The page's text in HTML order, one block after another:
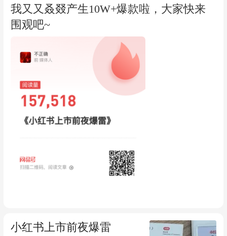
被吹捧的偏好，向上管理做得开挂。在王
帅的饭局上，下属争相拍马屁曾是一景。
曹筠武即便在PM双十一期间，也多次迟
到被CEO逍遥子批评，仍是王帅麾下红
人。一直到王帅离开阿里，他才于近日离
职。 此事还有一个背景，王帅复出后，主
动在2017年初把我这朋友从阿里B2B挖到
集团公关部，导致B2B给他的年终奖股票
王帅电话希望叫停此事。王帅说了不下五
次：我会补偿你的，让你受委屈了。年底
给我朋友超低年终奖后，王帅在一次饭局
啊。
我又又叒叕产生10W+爆款啦，大家快来
围观吧~
小红书上市前夜爆雷